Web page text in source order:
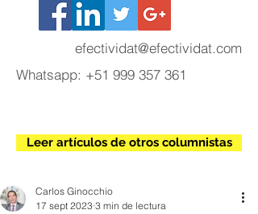
efectividat@efectividat.com
Whatsapp: +51 999 357 361
Leer artículos de otros columnistas
Carlos Ginocchio
17 sept 2023 3 min de lectura